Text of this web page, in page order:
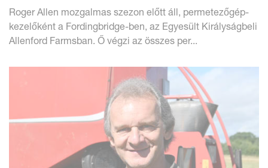
Roger Allen mozgalmas szezon előtt áll, permetezőgép-
kezelőként a Fordingbridge-ben, az Egyesült Királyságbeli
Allenford Farmsban. Ő végzi az összes per...